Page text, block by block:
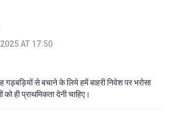
2025 AT 17:50
गड़बड़ियों से बचाने के लिये हमें बाहरी निवेश पर भरोसा
ही प्राथमिकता देनी चाहिए।